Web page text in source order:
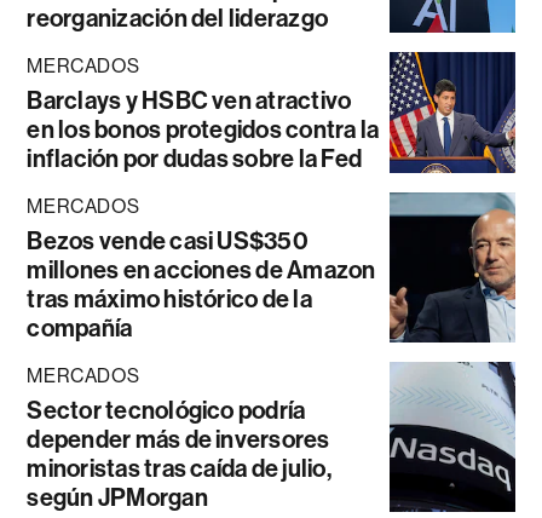
reorganización del liderazgo
MERCADOS
Barclays y HSBC ven atractivo
en los bonos protegidos contra la
inflación por dudas sobre la Fed
MERCADOS
Bezos vende casi US$350
millones en acciones de Amazon
tras máximo histórico de la
compañía
MERCADOS
Sector tecnológico podría
depender más de inversores
minoristas tras caída de julio,
según JPMorgan